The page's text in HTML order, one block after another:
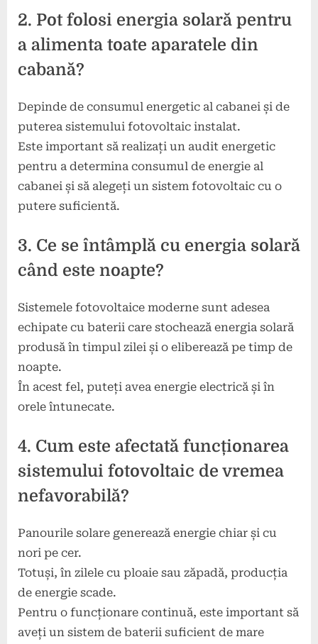
2. Pot folosi energia solară pentru
a alimenta toate aparatele din
cabană?
Depinde de consumul energetic al cabanei și de
puterea sistemului fotovoltaic instalat.
Este important să realizați un audit energetic
pentru a determina consumul de energie al
cabanei și să alegeți un sistem fotovoltaic cu o
putere suficientă.
3. Ce se întâmplă cu energia solară
când este noapte?
Sistemele fotovoltaice moderne sunt adesea
echipate cu baterii care stochează energia solară
produsă în timpul zilei și o eliberează pe timp de
noapte.
În acest fel, puteți avea energie electrică și în
orele întunecate.
4. Cum este afectată funcționarea
sistemului fotovoltaic de vremea
nefavorabilă?
Panourile solare generează energie chiar și cu
nori pe cer.
Totuși, în zilele cu ploaie sau zăpadă, producția
de energie scade.
Pentru o funcționare continuă, este important să
aveți un sistem de baterii suficient de mare